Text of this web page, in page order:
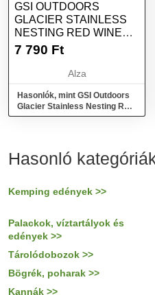
GSI OUTDOORS
GLACIER STAINLESS
NESTING RED WINE
GLASS
7 790 Ft
Alza
Hasonlók, mint GSI Outdoors
Glacier Stainless Nesting Red
Wine Glass
Hasonló
Kemping edények >>
Palackok, víztartályok és
edények >>
Tárolódobozok >>
Bögrék, poharak >>
Kannák >>